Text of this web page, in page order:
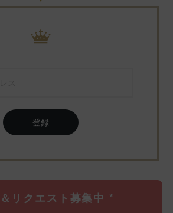
登録
リクエスト募集中 *